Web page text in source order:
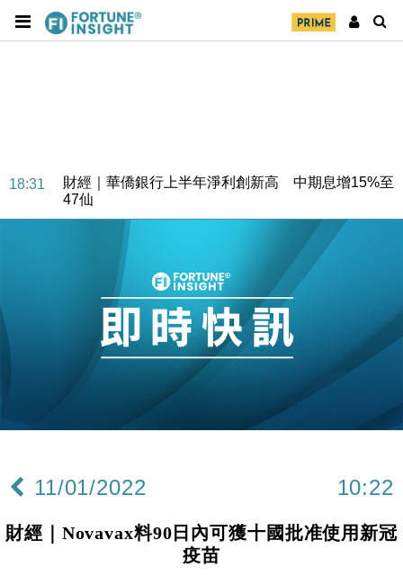
18:31
財經｜華僑銀行上半年淨利創新高 中期息增15%至
47仙
財經｜滙豐上調香港今年GDP預測至4.5% 看好貿易
及消費表現
本地｜假冒內地執法人員要求交「保證金」 43歲女子
損失近6900萬元
財經｜日經失守6.5萬點後回穩 全周仍升近2%
15:47
財經｜恒隆10月換帥 玩具「反」斗城亞洲CEO蔡德
財經｜韓股反覆波動收跌 連挫7周創逾3年最長跌勢
12:44
財經｜日本春季三度入市撐日圓 4月單日斥6.28萬億
11:12
國際｜特朗普料美伊戰事快結束 承認部分彈藥庫存緊
11/01/2022 10:22
財經｜Novavax料90日內可獲十國批准使用新冠
疫苗